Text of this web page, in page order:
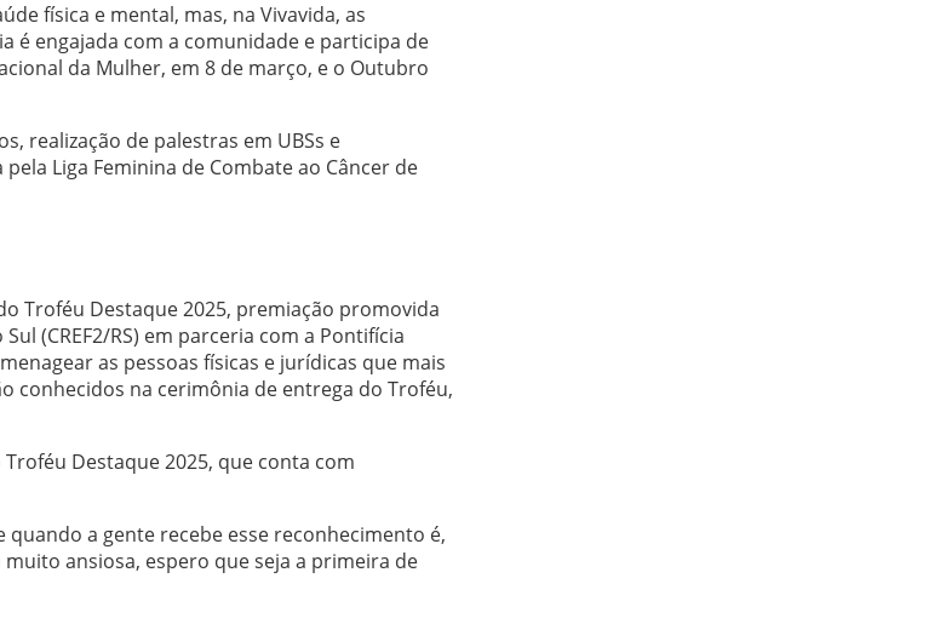
física e mental, mas, na Vivavida, as
é engajada com a comunidade e participa de
da Mulher, em 8 de março, e o Outubro
realização de palestras em UBSs e
Liga Feminina de Combate ao Câncer de
Troféu Destaque 2025, premiação promovida
(CREF2/RS) em parceria com a Pontifícia
as pessoas físicas e jurídicas que mais
conhecidos na cerimônia de entrega do Troféu,
Destaque 2025, que conta com
a gente recebe esse reconhecimento é,
ansiosa, espero que seja a primeira de